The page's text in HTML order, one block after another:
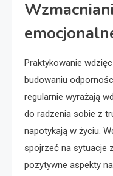
Praktykowanie
budowaniu
regularnie wyrażają
do radzenia sobie z
napotykają w życiu.
spojrzeć na sytuacje
pozytywne aspekty